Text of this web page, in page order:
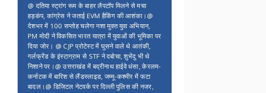
@ दतिया स्ट्रांग रूम के बाहर लैपटॉप मिलने से मचा
हड़कंप, कांग्रेस ने जताई EVM हैकिंग की आशंका।@
देशभर में 100 सप्ताेह चलेगा नशा मुक्त युवा अभियान,
PM मोदी ने विकसित भारत यात्रा में युवाओं की भूमिका पर
दिया जोर। @ CJP प्रोटेस्ट में घुसने वाले थे आतंकी,
गर्लफ्रेंड के इंस्टाग्राम से STF ने दबोचा, शुभेंदु भी थे
निशाने पर।@ उत्तराखंड में बद्रीनाथ हाईवे धंसा, केरलम-
कर्नाटक में बारिश से लैंडस्लाइड, जम्मू-कश्मीर में फटा
बादल।@ डिजिटल नेटवर्क पर दिल्ली पुलिस की नजर,